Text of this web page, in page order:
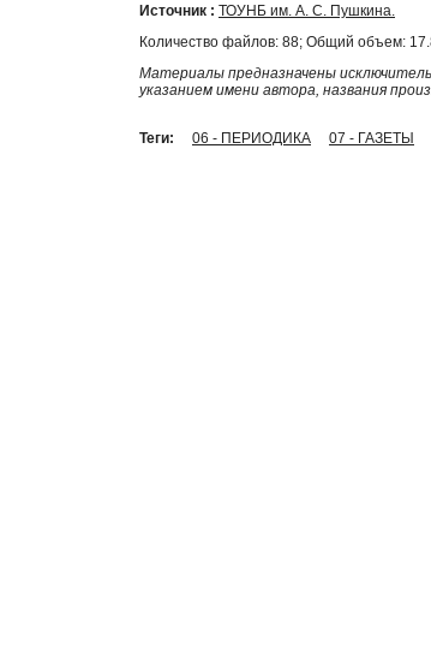
Источник : ТОУНБ им. А. С. Пушкина.
Количество файлов: 88; Общий объем:
Материалы предназначены
указанием имени автора, названия
Теги: 06 - ПЕРИОДИКА 07 - ГАЗЕТЫ